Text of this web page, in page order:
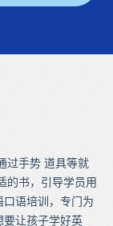
过手势 道具等就
的书，引导学员用
语培训，专门为
要让孩子学好英